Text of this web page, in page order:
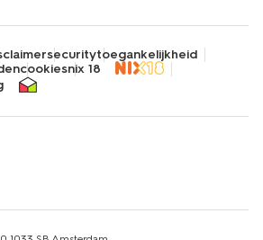
securitytoegankelijkheid
cookiesnix 18